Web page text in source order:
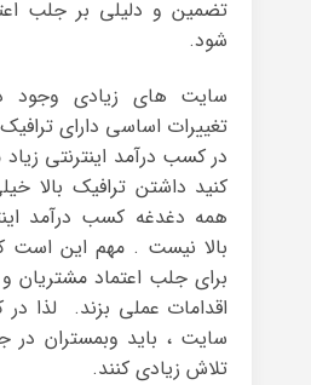
تضمین و دلیلی بر جلب
شود.
سایت های زیادی وجود
تغییرات اساسی دارای
در کسب درآمد اینترنتی
کنید داشتن ترافیک بالا
همه دغدغه کسب درآمد
بالا نیست . مهم این
برای جلب اعتماد
اقدامات عملی بزند. لذا در
سایت ، باید وبمستران در
تلاش زیادی کنند.